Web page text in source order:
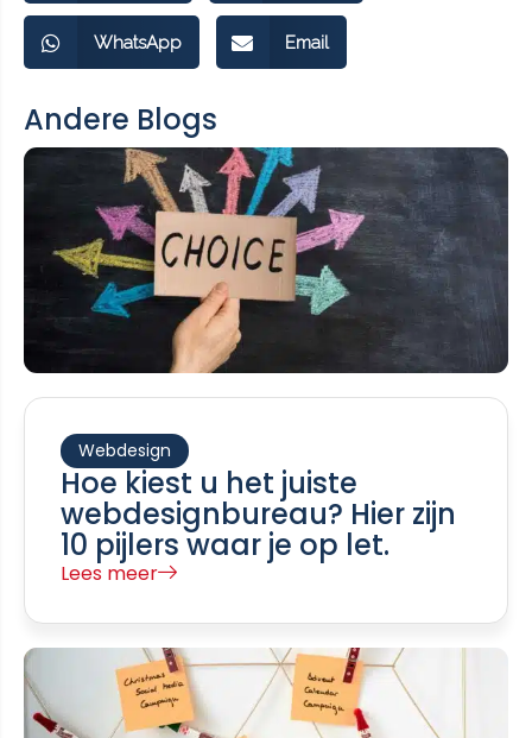
WhatsApp Email
Andere Blogs
Webdesign
Hoe kiest u het juiste
webdesignbureau? Hier zijn
10 pijlers waar je op let.
Lees meer